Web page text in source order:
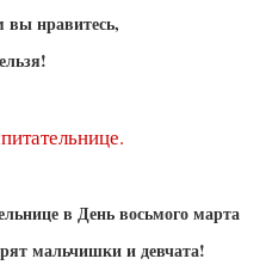
вы нравитесь,
в День восьмого марта
мальчишки и девчата!